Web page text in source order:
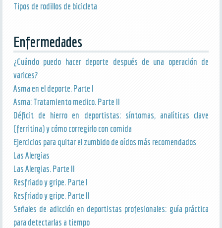
Tipos de rodillos de bicicleta
Enfermedades
¿Cuándo puedo hacer deporte después de una operación de
varices?
Asma en el deporte. Parte I
Asma: Tratamiento medico. Parte II
Déficit de hierro en deportistas: síntomas, analíticas clave
(ferritina) y cómo corregirlo con comida
Ejercicios para quitar el zumbido de oídos más recomendados
Las Alergias
Las Alergias. Parte II
Resfriado y gripe. Parte I
Resfriado y gripe. Parte II
Señales de adicción en deportistas profesionales: guía práctica
para detectarlas a tiempo